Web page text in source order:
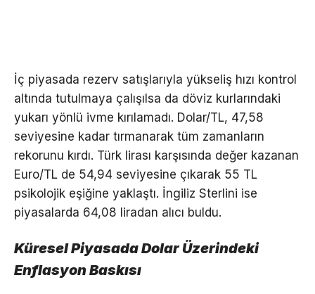
İç piyasada rezerv satışlarıyla yükseliş hızı kontrol
altında tutulmaya çalışılsa da döviz kurlarındaki
yukarı yönlü ivme kırılamadı. Dolar/TL, 47,58
seviyesine kadar tırmanarak tüm zamanların
rekorunu kırdı. Türk lirası karşısında değer kazanan
Euro/TL de 54,94 seviyesine çıkarak 55 TL
psikolojik eşiğine yaklaştı. İngiliz Sterlini ise
piyasalarda 64,08 liradan alıcı buldu.
Küresel Piyasada Dolar Üzerindeki
Enflasyon Baskısı